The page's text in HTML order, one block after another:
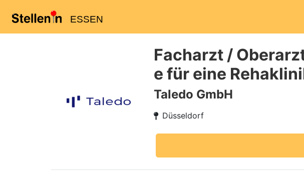
ESSEN
Facharzt /
e für eine
Taledo GmbH
Düsseldorf